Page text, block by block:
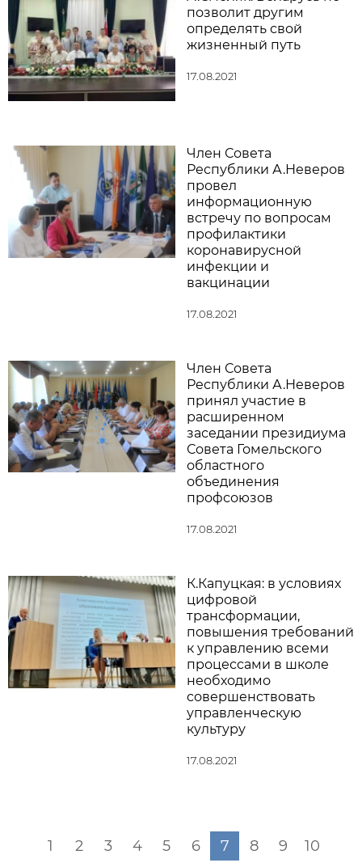
позволит другим
определять свой
жизненный путь
17.08.2021
Член Совета
Республики А.Неверов
провел
информационную
встречу по вопросам
профилактики
коронавирусной
инфекции и
вакцинации
17.08.2021
Член Совета
Республики А.Неверов
принял участие в
расширенном
заседании президиума
Совета Гомельского
областного
объединения
профсоюзов
17.08.2021
К.Капуцкая: в условиях
цифровой
трансформации,
повышения требований
к управлению всеми
процессами в школе
необходимо
совершенствовать
управленческую
культуру
17.08.2021
1 2 3 4 5 6 7 8 9
10